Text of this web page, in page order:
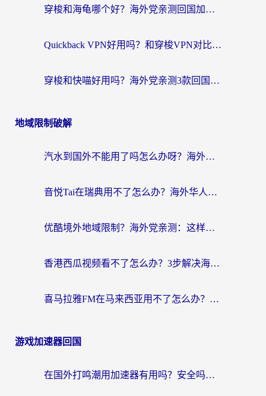
穿梭和海龟哪个好？海外党亲测回国加速器，附电脑免费VPN推荐
Quickback VPN好用吗？和穿梭VPN对比哪个回国效果更好？海外党必看的真实测评与选择指南
穿梭和快喵好用吗？海外党亲测3款回国加速器，附日本回国VPN避坑指南
地域限制破解
汽水到国外不能用了吗怎么办呀？海外党追剧看片的救星在这里！
音悦Tai在瑞典用不了怎么办？海外华人追剧听歌的实用指南
优酷境外地域限制？海外党亲测：这样看国内剧再也不卡（附3个实用场景解决）
香港西瓜视频看不了怎么办？3步解决海外追剧难题，附靠谱加速器推荐
喜马拉雅FM在马来西亚用不了怎么办？海外华人亲测有效的回国加速指南
游戏加速器回国
在国外打鸣潮用加速器有用吗？安全吗？海外玩家国服游戏加速全指南